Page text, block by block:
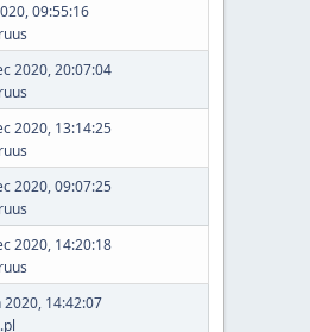
09:55:16
2020, 20:07:04
2020, 13:14:25
2020, 09:07:25
2020, 14:20:18
2020, 14:42:07